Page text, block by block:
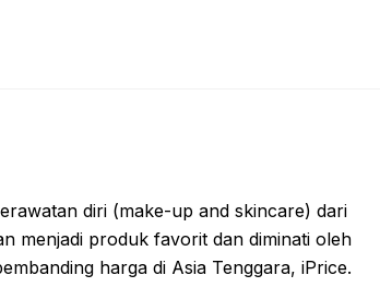
diri (make-up and skincare) dari
menjadi produk favorit dan diminati oleh
harga di Asia Tenggara, iPrice.